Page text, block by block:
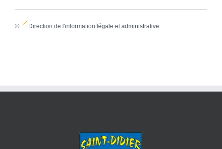
© Direction de l'information légale et administrative